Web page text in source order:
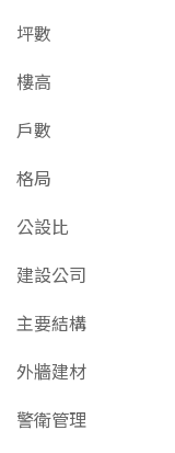
坪數
樓高
戶數
格局
公設比
建設公司
主要結構
外牆建材
警衛管理